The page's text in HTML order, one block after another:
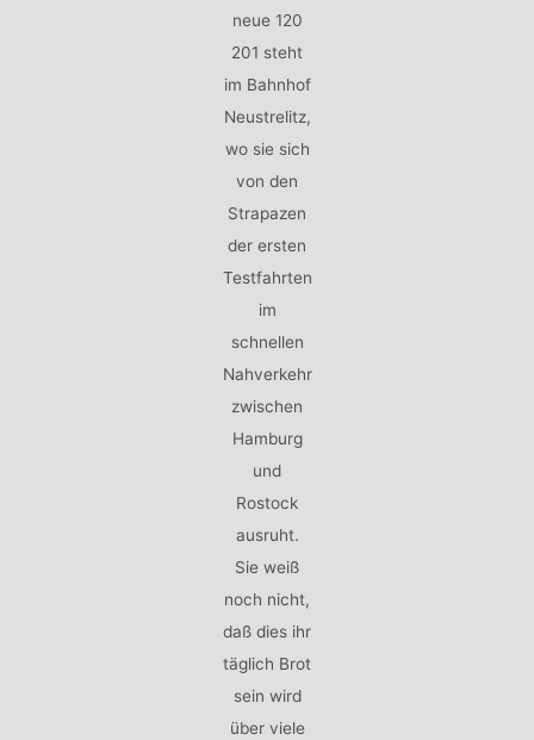
neue 120
201 steht
im Bahnhof
Neustrelitz,
wo sie sich
von den
Strapazen
der ersten
Testfahrten
im
schnellen
Nahverkehr
zwischen
Hamburg
und
Rostock
ausruht.
Sie weiß
noch nicht,
daß dies ihr
täglich Brot
sein wird
über viele